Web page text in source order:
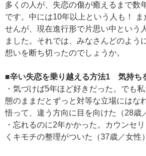
多くの人が、失恋の傷が癒えるまで数
です。中には10年以上という人も！ ま
せんが、現在進行形で片思い中という
ました。それでは、みなさんどのよう
想いを断ち切ったのでしょうか。
■辛い失恋を乗り越える方法1 気持ち
・気づけば5年ほど好きだった。でも
態のままだとずっと対等な立場にはな
悟って、違う方向に目を向けた（28歳
・忘れるのに2年かかった。カウンセ
くキモチの整理がついた（37歳／女性）